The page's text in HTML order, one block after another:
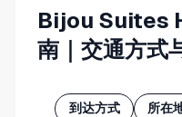
Bijou Suites
南｜交通方式
到达方式 所在